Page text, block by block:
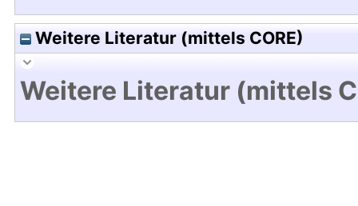
Weitere Literatur (mittels CORE)
Weitere Literatur (mittels